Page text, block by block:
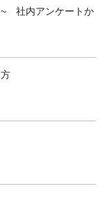
社内アンケートか